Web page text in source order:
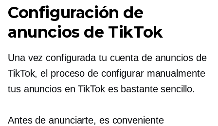
Configuración de
anuncios de TikTok
Una vez configurada tu cuenta de anuncios de
TikTok, el proceso de configurar manualmente
tus anuncios en TikTok es bastante sencillo.
Antes de anunciarte, es conveniente